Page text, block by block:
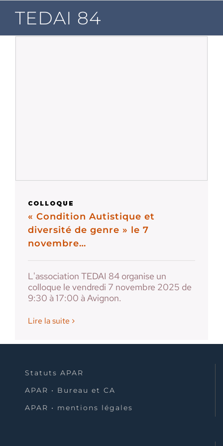
contenuTEDAI 84
COLLOQUE
« Condition Autistique et
diversité de genre » le 7
novembre…
L'association TEDAI 84 organise un
colloque le vendredi 7 novembre 2025 de
9:30 à 17:00 à Avignon.
Lire la suite
Statuts APAR
APAR • Bureau et CA
APAR • mentions légales